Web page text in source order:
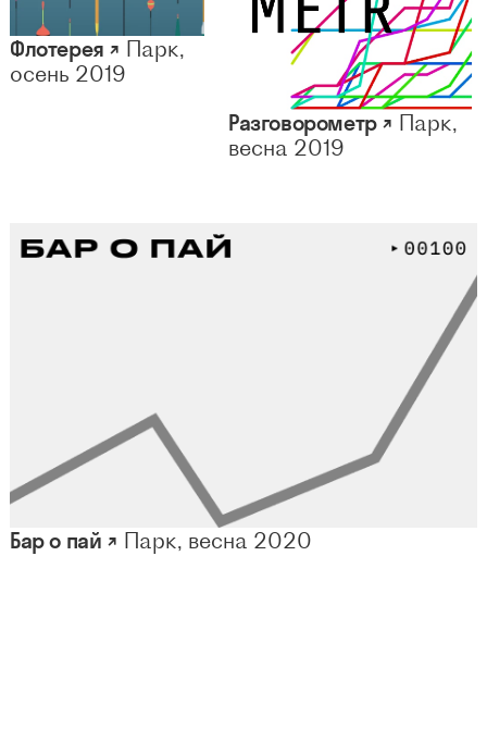
Бар о пай ↗ Парк, весна 2020
Флотерея ↗ Парк,
осень 2019
Разговорометр ↗ Парк,
весна 2019